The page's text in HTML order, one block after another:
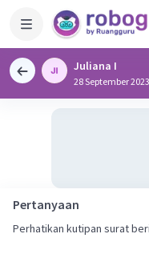
Juliana I
28 September
Pertanyaan
Perhatikan kutipan surat